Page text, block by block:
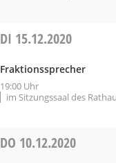
DI 15.12.2020
Fraktionssprecher
19:00 Uhr
im Sitzungssaal des
DO 10.12.2020